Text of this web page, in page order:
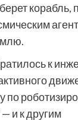
корабль,
к
по
и к другим